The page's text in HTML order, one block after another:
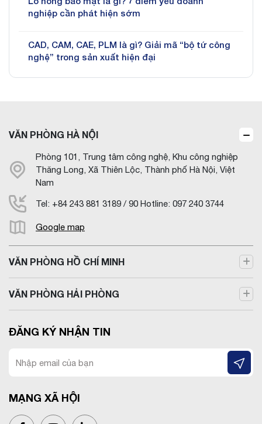
nghiệp cần phát hiện sớm
CAD, CAM, CAE, PLM là gì? Giải mã “bộ tứ công
nghệ” trong sản xuất hiện đại
VĂN PHÒNG HÀ NỘI
Phòng 101, Trung tâm công nghệ, Khu công nghiệp
Thăng Long, Xã Thiên Lộc, Thành phố Hà Nội, Việt
Nam
Tel: +84 243 881 3189 / 90 Hotline: 097 240 3744
Google map
VĂN PHÒNG HỒ CHÍ MINH
VĂN PHÒNG HẢI PHÒNG
ĐĂNG KÝ NHẬN TIN
MẠNG XÃ HỘI